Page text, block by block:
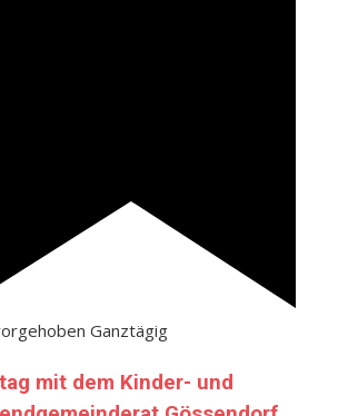
Ganztägig
mit dem Kinder- und